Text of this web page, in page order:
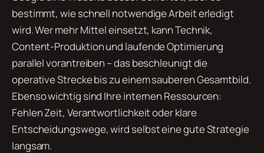
bestimmt, wie schnell notwendige Arbeit erledigt
wird. Wer mehr Mittel einsetzt, kann Technik,
Content-Produktion und laufende Optimierung
parallel vorantreiben – das beschleunigt die
operative Strecke bis zu einem sauberen Gesamtbild.
Ebenso wichtig sind Ihre internen Ressourcen:
Fehlen Zeit, Verantwortlichkeit oder klare
Entscheidungswege, wird selbst eine gute Strategie
langsam.